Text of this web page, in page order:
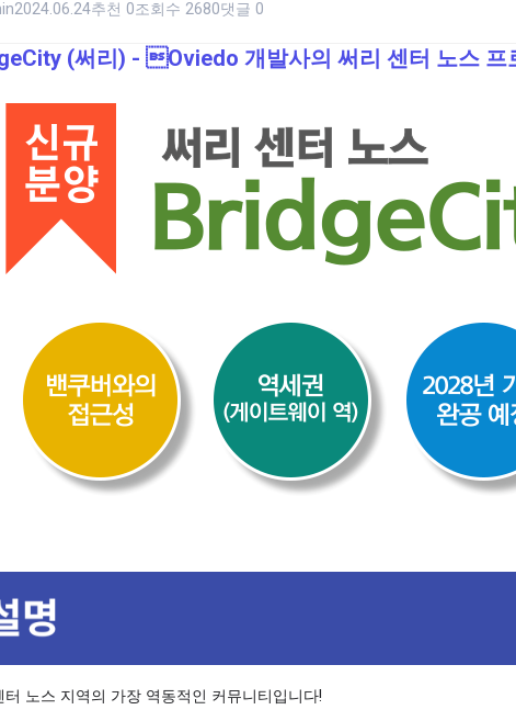
2024.06.24추천 0조회수 2680댓글 0
(써리) - Oviedo 개발사의 써리 센터 노스 프
터 노스 지역의 가장 역동적인 커뮤니티입니다!